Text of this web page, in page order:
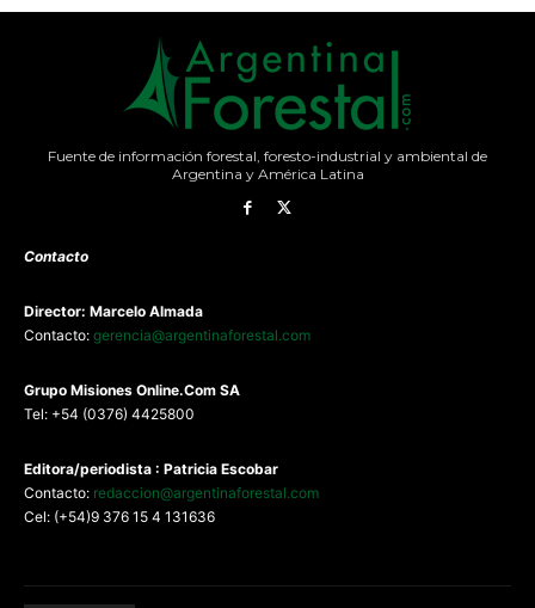
Fuente de información forestal, foresto-industrial y ambiental de
Argentina y América Latina
Contacto
Director: Marcelo Almada
Contacto: gerencia@argentinaforestal.com
Grupo Misiones Online.Com SA
Tel: +54 (0376) 4425800
Editora/periodista : Patricia Escobar
Contacto: redaccion@argentinaforestal.com
Cel: (+54)9 376 15 4 131636